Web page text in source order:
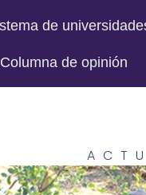
de
Columna de opinión